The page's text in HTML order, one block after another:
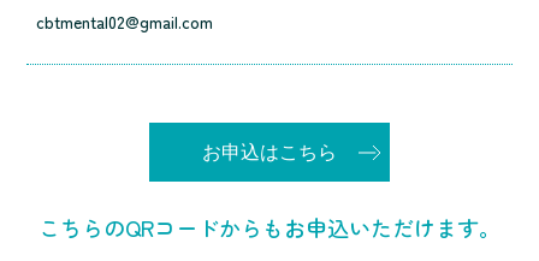
cbtmental02@gmail.com
お申込はこちら
こちらのQRコードからもお申込いただけます。